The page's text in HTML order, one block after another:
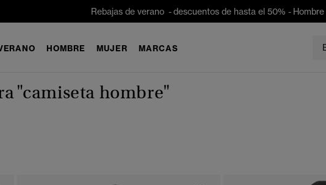
Rebajas de verano - descuentos de hasta el 50% - Hombre
HOMBRE MUJER MARCAS
"camiseta hombre"